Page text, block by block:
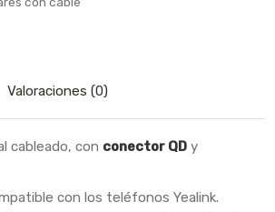
Valoraciones (0)
cableado, con conector QD y
con los teléfonos Yealink.